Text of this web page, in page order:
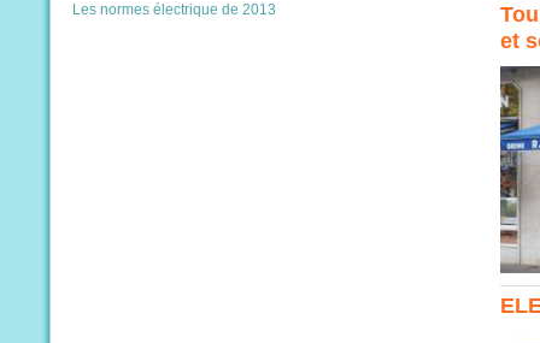
Les normes électrique de 2013
et